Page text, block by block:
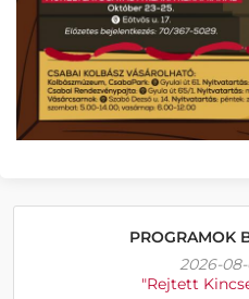
PROGRAMOK
2026-08-
"Rejtett